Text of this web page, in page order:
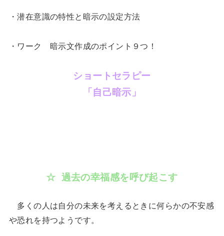
・潜在意識の特性と暗示の設定方法
・ワーク 暗示文作成のポイント９つ！
ショートセラピー
「自己暗示」
☆ 過去の幸福感を呼び起こす
多くの人は自分の未来を考えるときに何らかの不安感
や恐れを持つようです。